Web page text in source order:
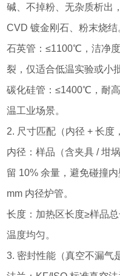
碱、不掉粉、无杂质析出
CVD 镀金刚石、粉末烧结
石英管：≤1100℃，洁净
裂，仅适合低温实验或小
碳化硅管：≤1400℃，耐
温工业场景。
2. 尺寸匹配（内径 + 长度
内径：样品（含夹具 / 坩
留 10% 余量，避免碰撞
mm 内径炉管。
长度：加热区长度≥样品
温度均匀。
3. 密封性能（真空不漏气